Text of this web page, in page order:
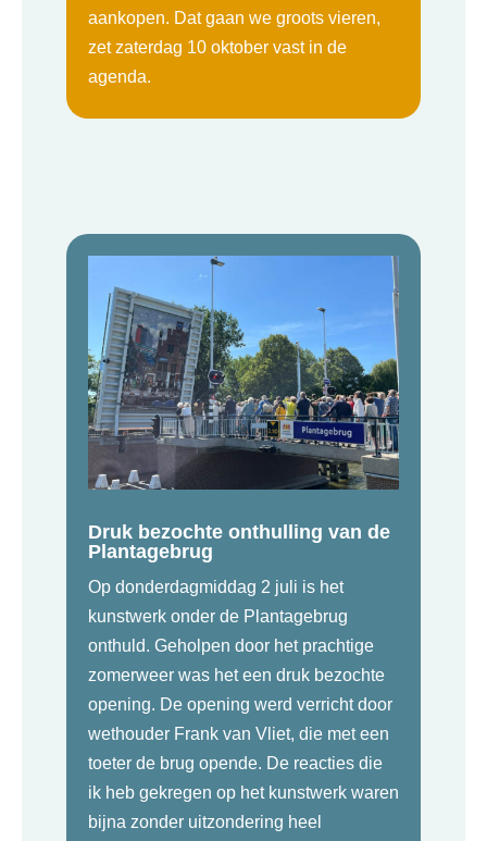
aankopen. Dat gaan we groots vieren,
zet zaterdag 10 oktober vast in de
agenda.
Druk bezochte onthulling van de
Plantagebrug
Op donderdagmiddag 2 juli is het
kunstwerk onder de Plantagebrug
onthuld. Geholpen door het prachtige
zomerweer was het een druk bezochte
opening. De opening werd verricht door
wethouder Frank van Vliet, die met een
toeter de brug opende. De reacties die
ik heb gekregen op het kunstwerk waren
bijna zonder uitzondering heel